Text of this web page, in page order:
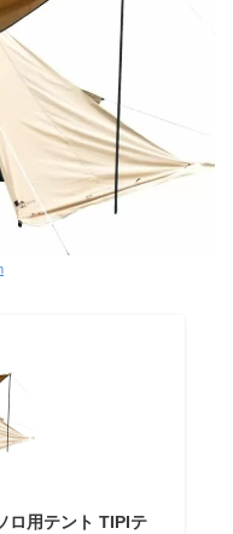
ロ用テント TIPIテ